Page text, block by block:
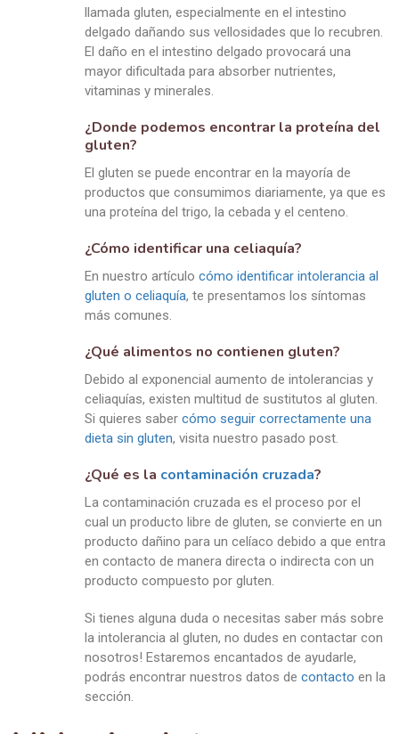
llamada gluten, especialmente en el intestino
delgado dañando sus vellosidades que lo recubren.
El daño en el intestino delgado provocará una
mayor dificultada para absorber nutrientes,
vitaminas y minerales.
¿Donde podemos encontrar la proteína del
gluten?
El gluten se puede encontrar en la mayoría de
productos que consumimos diariamente, ya que es
una proteína del trigo, la cebada y el centeno.
¿Cómo identificar una celiaquía?
En nuestro artículo cómo identificar intolerancia al
gluten o celiaquía, te presentamos los síntomas
más comunes.
¿Qué alimentos no contienen gluten?
Debido al exponencial aumento de intolerancias y
celiaquías, existen multitud de sustitutos al gluten.
Si quieres saber cómo seguir correctamente una
dieta sin gluten, visita nuestro pasado post.
¿Qué es la contaminación cruzada?
La contaminación cruzada es el proceso por el
cual un producto libre de gluten, se convierte en un
producto dañino para un celíaco debido a que entra
en contacto de manera directa o indirecta con un
producto compuesto por gluten.
Si tienes alguna duda o necesitas saber más sobre
la intolerancia al gluten, no dudes en contactar con
nosotros! Estaremos encantados de ayudarle,
podrás encontrar nuestros datos de contacto en la
sección.